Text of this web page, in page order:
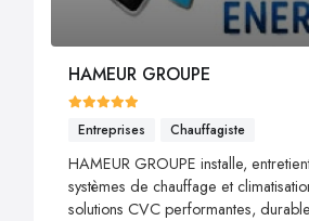
HAMEUR GROUPE
Entreprises Chauffagiste
HAMEUR GROUPE installe,
systèmes de chauffage et
solutions CVC performantes,